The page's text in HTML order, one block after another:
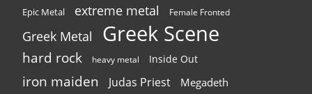
Epic Metal extreme metal Female Fronted
Greek Metal Greek Scene
hard rock heavy metal Inside Out
iron maiden Judas Priest Megadeth